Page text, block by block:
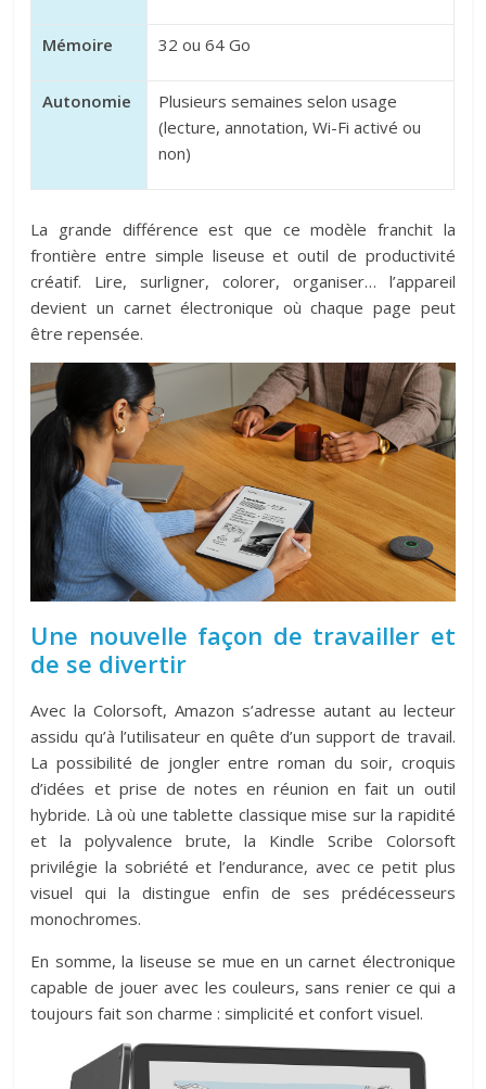
Mémoire 32 ou 64 Go
Autonomie
Plusieurs semaines selon usage
(lecture, annotation, Wi-Fi activé ou
non)
La grande différence est que ce modèle franchit la
frontière entre simple liseuse et outil de productivité
créatif. Lire, surligner, colorer, organiser… l’appareil
devient un carnet électronique où chaque page peut
être repensée.
Une nouvelle façon de travailler et
de se divertir
Avec la Colorsoft, Amazon s’adresse autant au lecteur
assidu qu’à l’utilisateur en quête d’un support de travail.
La possibilité de jongler entre roman du soir, croquis
d’idées et prise de notes en réunion en fait un outil
hybride. Là où une tablette classique mise sur la rapidité
et la polyvalence brute, la Kindle Scribe Colorsoft
privilégie la sobriété et l’endurance, avec ce petit plus
visuel qui la distingue enfin de ses prédécesseurs
monochromes.
En somme, la liseuse se mue en un carnet électronique
capable de jouer avec les couleurs, sans renier ce qui a
toujours fait son charme : simplicité et confort visuel.